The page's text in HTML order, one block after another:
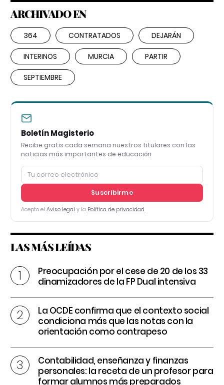
ARCHIVADO EN
364 CONTRATADOS DEJARÁN
INTERINOS MURCIA PARTIR
SEPTIEMBRE
Boletín Magisterio
Recibe gratis cada semana nuestros titulares con las
noticias más importantes de educación
Suscribirme
Acepto el Aviso legal y la Política de privacidad
LAS MÁS LEÍDAS
Preocupación por el cese de 20 de los 33
dinamizadores de la FP Dual intensiva
La OCDE confirma que el contexto social
condiciona más que las notas con la
orientación como contrapeso
Contabilidad, enseñanza y finanzas
personales: la receta de un profesor para
formar alumnos más preparados